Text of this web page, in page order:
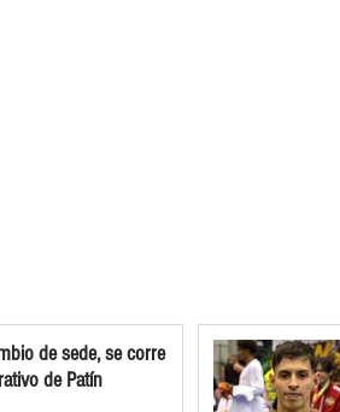
de sede, se corre
de Patín